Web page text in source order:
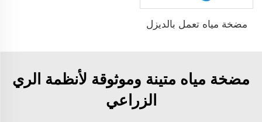
مضخة مياه تعمل بالديزل
مضخة مياه متينة وموثوقة لأنظمة الري
الزراعي